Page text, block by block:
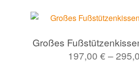
Großes
197,00 €–